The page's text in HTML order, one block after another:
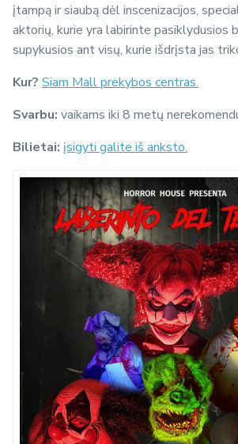
įtampą ir siaubą dėl inscenizacijos,
aktorių, kurie yra labirinte pasiklydusios
supykusios ant visų, kurie išdrįsta jas
Kur? Siam Mall prekybos centras.
Svarbu: vaikams iki 8 metų
Bilietai: įsigyti galite iš anksto.